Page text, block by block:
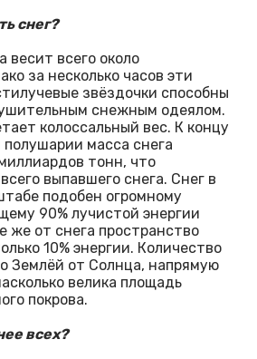
снег?
всего около
за несколько часов эти
звёздочки способны
снежным одеялом.
колоссальный вес. К концу
масса снега
тонн, что
выпавшего снега. Снег в
подобен огромному
90% лучистой энергии
же от снега пространство
10% энергии. Количество
Землёй от Солнца, напрямую
велика площадь
покрова.
всех?